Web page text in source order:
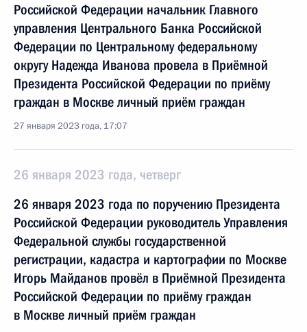
Российской Федерации начальник Главного
управления Центрального Банка Российской
Федерации по Центральному федеральному
округу Надежда Иванова провела в Приёмной
Президента Российской Федерации по приёму
граждан в Москве личный приём граждан
27 января 2023 года, 17:07
26 января 2023 года, четверг
26 января 2023 года по поручению Президента
Российской Федерации руководитель Управления
Федеральной службы государственной
регистрации, кадастра и картографии по Москве
Игорь Майданов провёл в Приёмной Президента
Российской Федерации по приёму граждан
в Москве личный приём граждан